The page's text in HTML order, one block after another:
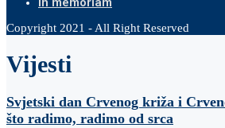
Copyright 2021 - All Right Reserved
Vijesti
Svjetski dan Crvenog križa i
što radimo, radimo od srca